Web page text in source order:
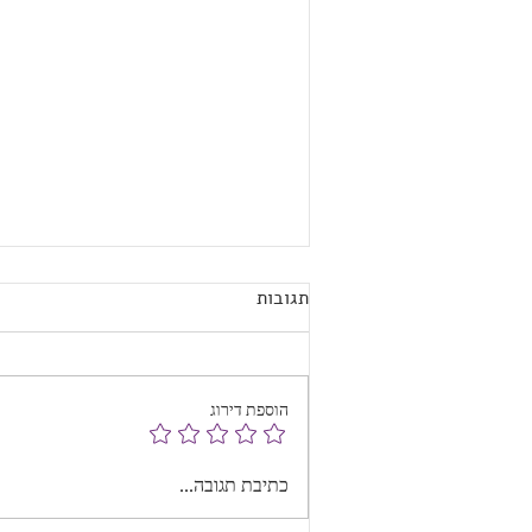
והיום בפינתנו של מקומות שהם
לא מלון ונגישים - AirBnB בכליל
תגובות
הוספת דירוג
כתיבת תגובה...